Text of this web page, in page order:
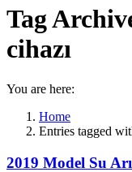
Tag
cihazı
You are here:
Home
Entries tagged
2019 Model Su